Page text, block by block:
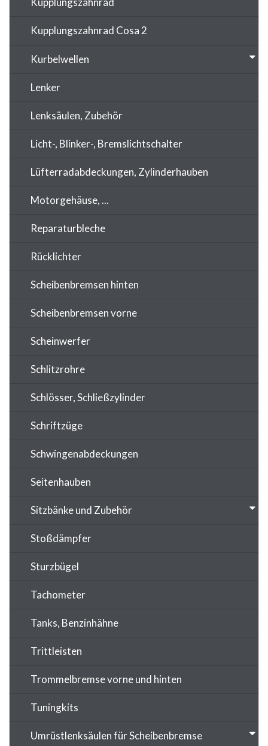
Kupplungszahnrad Cosa 2
Kurbelwellen
Lenker
Lenksäulen, Zubehör
Licht-, Blinker-, Bremslichtschalter
Lüfterradabdeckungen, Zylinderhauben
Motorgehäuse, ...
Reparaturbleche
Rücklichter
Scheibenbremsen hinten
Scheibenbremsen vorne
Scheinwerfer
Schlitzrohre
Schlösser, Schließzylinder
Schriftzüge
Schwingenabdeckungen
Seitenhauben
Sitzbänke und Zubehör
Stoßdämpfer
Sturzbügel
Tachometer
Tanks, Benzinhähne
Trittleisten
Trommelbremse vorne und hinten
Tuningkits
Umrüstlenksäulen für Scheibenbremse